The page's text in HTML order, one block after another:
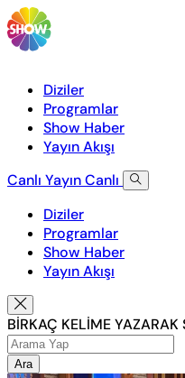
Diziler
Programlar
Show Haber
Yayın Akışı
Canlı YayınCanlı
Diziler
Programlar
Show Haber
Yayın Akışı
BİRKAÇ KELİME
Ara